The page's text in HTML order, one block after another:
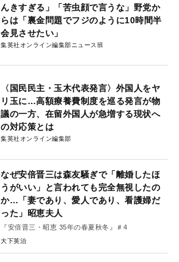
んきすぎる」「苦虫顔で言うな」野党か
らは「裏金問題でフジのように10時間半
会見させたい」
集英社オンライン編集部ニュース班
〈国民民主・玉木代表発言〉外国人をヤ
リ玉に…高額療養費制度を巡る発言が物
議の一方、在留外国人が急増する現状へ
の対応策とは
集英社オンライン編集部
なぜ安倍晋三は森友騒ぎで「離婚したほ
うがいい」と言われても完全無視したの
か…「妻であり、愛人であり、看護婦だ
った」昭恵夫人
『安倍晋三・昭恵 35年の春夏秋冬』＃4
大下英治